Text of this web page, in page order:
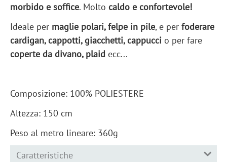
morbido e soffice. Molto caldo e confortevole!
Ideale per maglie polari, felpe in pile, e per foderare
cardigan, cappotti, giacchetti, cappucci o per fare
coperte da divano, plaid ecc...
Composizione: 100% POLIESTERE
Altezza: 150 cm
Peso al metro lineare: 360g
Caratteristiche